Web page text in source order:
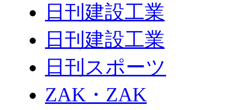
日刊建設工業
日刊建設工業
日刊スポーツ
ZAK・ZAK